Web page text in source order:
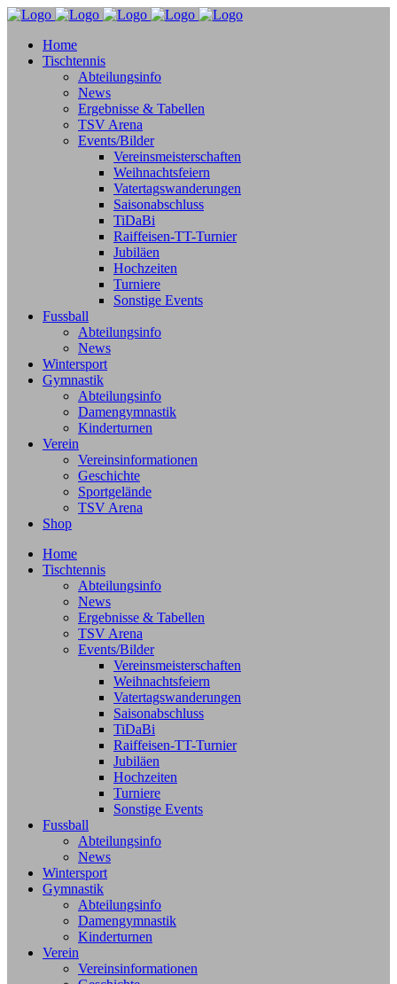
Home
Tischtennis
Abteilungsinfo
News
Ergebnisse & Tabellen
TSV Arena
Events/Bilder
Vereinsmeisterschaften
Weihnachtsfeiern
Vatertagswanderungen
Saisonabschluss
TiDaBi
Raiffeisen-TT-Turnier
Jubiläen
Hochzeiten
Turniere
Sonstige Events
Fussball
Abteilungsinfo
News
Wintersport
Gymnastik
Abteilungsinfo
Damengymnastik
Kinderturnen
Verein
Vereinsinformationen
Geschichte
Sportgelände
TSV Arena
Shop
Home
Tischtennis
Abteilungsinfo
News
Ergebnisse & Tabellen
TSV Arena
Events/Bilder
Vereinsmeisterschaften
Weihnachtsfeiern
Vatertagswanderungen
Saisonabschluss
TiDaBi
Raiffeisen-TT-Turnier
Jubiläen
Hochzeiten
Turniere
Sonstige Events
Fussball
Abteilungsinfo
News
Wintersport
Gymnastik
Abteilungsinfo
Damengymnastik
Kinderturnen
Verein
Vereinsinformationen